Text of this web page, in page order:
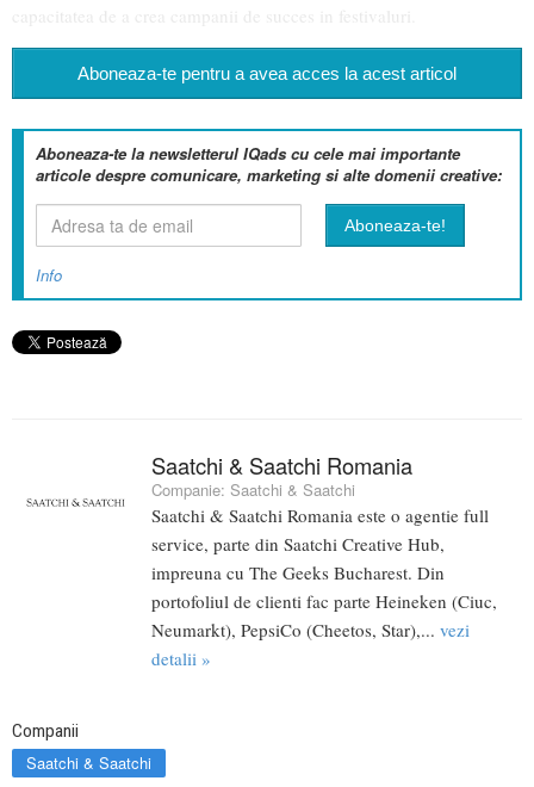
capacitatea de a crea campanii de succes in festivaluri.
Aboneaza-te pentru a avea acces la acest articol
Aboneaza-te la newsletterul IQads cu cele mai importante
articole despre comunicare, marketing si alte domenii creative:
Info
Saatchi & Saatchi Romania
Companie: Saatchi & Saatchi
Saatchi & Saatchi Romania este o agentie full
service, parte din Saatchi Creative Hub,
impreuna cu The Geeks Bucharest. Din
portofoliul de clienti fac parte Heineken (Ciuc,
Neumarkt), PepsiCo (Cheetos, Star),... vezi
detalii »
Companii
Saatchi & Saatchi